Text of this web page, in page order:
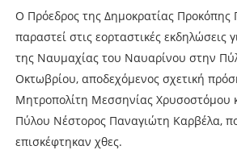
Ο Πρόεδρος της Δημοκρατίας
παραστεί στις εορταστικές εκδηλώσεις
της Ναυμαχίας του Ναυαρίνου στην
Οκτωβρίου, αποδεχόμενος σχετική
Μητροπολίτη Μεσσηνίας Χρυσοστόμου
Πύλου Νέστορος Παναγιώτη Καρβέλα,
επισκέφτηκαν χθες.